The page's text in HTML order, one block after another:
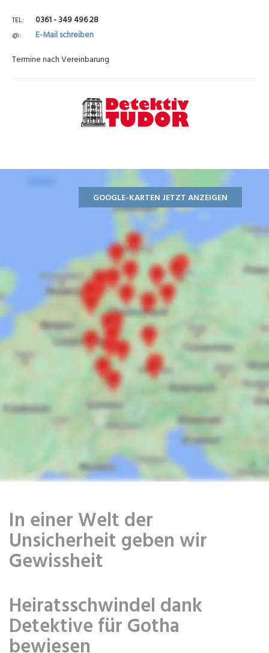
TEL 0361 - 349 496 28
@
E-Mail schreiben
Termine nach Vereinbarung
GOOGLE-KARTEN JETZT ANZEIGEN
In einer Welt der
Unsicherheit geben wir
Gewissheit
Heiratsschwindel dank
Detektive für Gotha
bewiesen